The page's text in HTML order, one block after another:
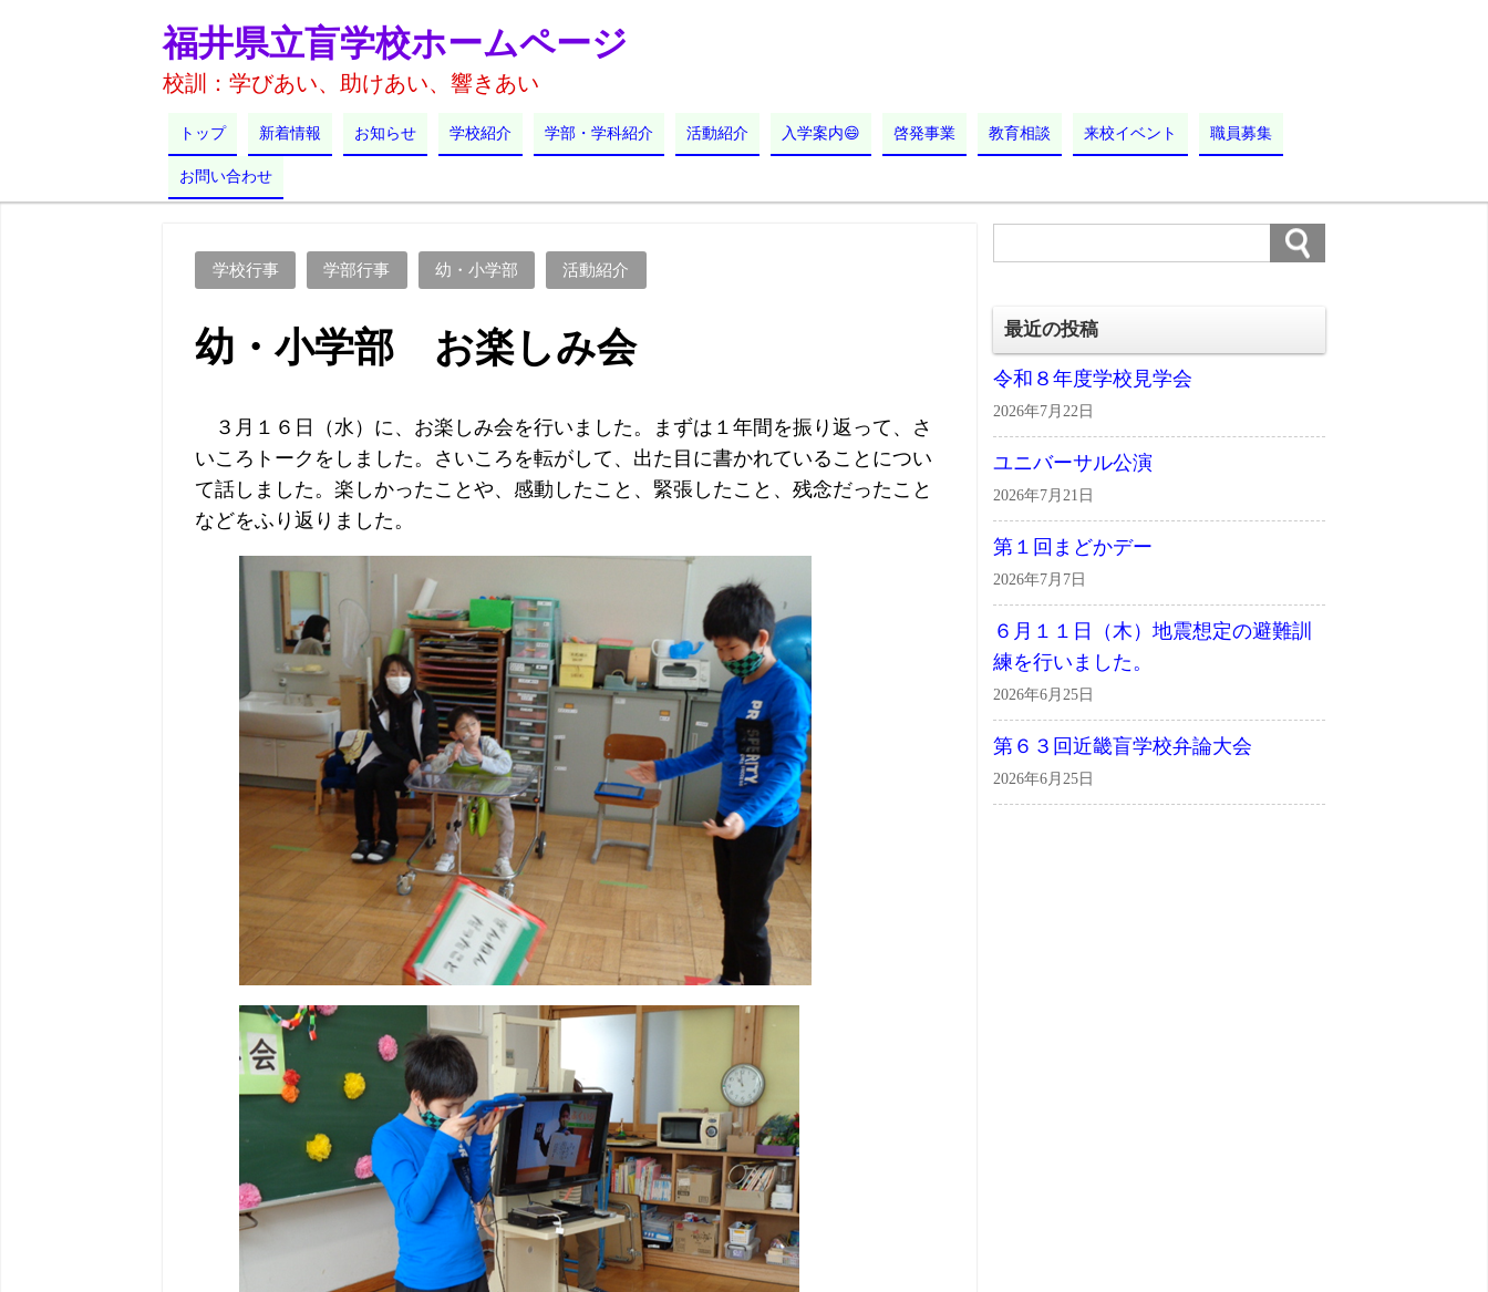
福井県立盲学校ホームページ
校訓：学びあい、助けあい、響きあい
トップ 新着情報 お知らせ 学校紹介 学部・学科紹介 活動紹介 入学案内😄 啓発事業 教育相談 来校イベント 職員募集
お問い合わせ
学校行事 学部行事 幼・小学部 活動紹介
幼・小学部 お楽しみ会
３月１６日（水）に、お楽しみ会を行いました。まずは１年間を振り返って、さ
いころトークをしました。さいころを転がして、出た目に書かれていることについ
て話しました。楽しかったことや、感動したこと、緊張したこと、残念だったこと
などをふり返りました。
最近の投稿
令和８年度学校見学会
2026年7月22日
ユニバーサル公演
2026年7月21日
第１回まどかデー
2026年7月7日
６月１１日（木）地震想定の避難訓
練を行いました。
2026年6月25日
第６３回近畿盲学校弁論大会
2026年6月25日